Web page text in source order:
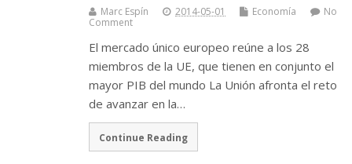
Marc Espín 2014-05-01 Economía
No
Comment
El mercado único europeo reúne a los 28
miembros de la UE, que tienen en conjunto el
mayor PIB del mundo La Unión afronta el reto
de avanzar en la…
Continue Reading